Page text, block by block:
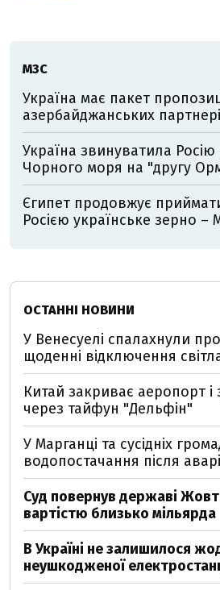
МЗС
Україна має пакет
азербайджанських
Україна звинуватила
Чорного моря на "другу
Єгипет продовжує
Росією українське зерно –
ОСТАННІ НОВИНИ
У Венесуелі спалахнули
щоденні відключення
Китай закриває аеропорт і
через тайфун "Дельфін"
У Марганці та сусідніх
водопостачання після
Суд повернув державі
вартістю близько мільярда
В Україні не залишилося
неушкодженої